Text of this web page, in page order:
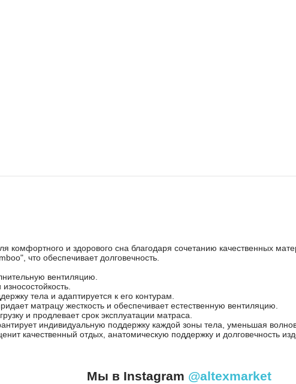
комфортного и здорового сна благодаря сочетанию качественных
что обеспечивает долговечность.
вентиляцию.
тела и адаптируется к его контурам.
матрацу жесткость и обеспечивает естественную вентиляцию.
и продлевает срок эксплуатации матраса.
индивидуальную поддержку каждой зоны тела, уменьшая
качественный отдых, анатомическую поддержку и долговечность
Мы в Instagram @altexmarket